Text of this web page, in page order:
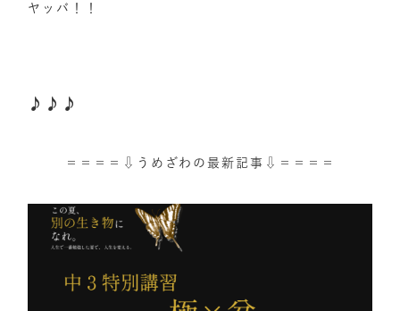
ヤッバ！！
♪♪♪
＝＝＝＝⇩うめざわの最新記事⇩＝＝＝＝